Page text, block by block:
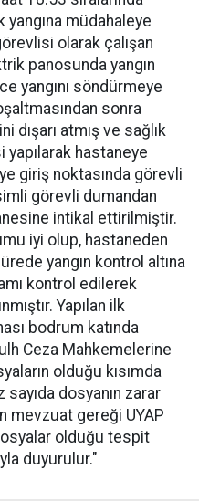
yangına müdahaleye
olarak çalışan
panosunda yangın
yangını söndürmeye
sonra
dışarı atmış ve sağlık
hastaneye
giriş noktasında görevli
görevli dumandan
intikal ettirilmiştir.
iyi olup, hastaneden
yangın kontrol altına
kontrol edilerek
Yapılan ilk
bodrum katında
Ceza Mahkemelerine
olduğu kısımda
sayıda dosyanın zarar
mevzuat gereği UYAP
olduğu tespit
duyurulur."